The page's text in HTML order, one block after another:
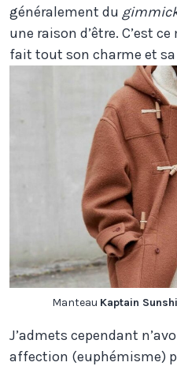
généralement du
une raison d’être. C’est
fait tout son charme et
Manteau Kaptain
J’admets cependant
affection (euphémisme)